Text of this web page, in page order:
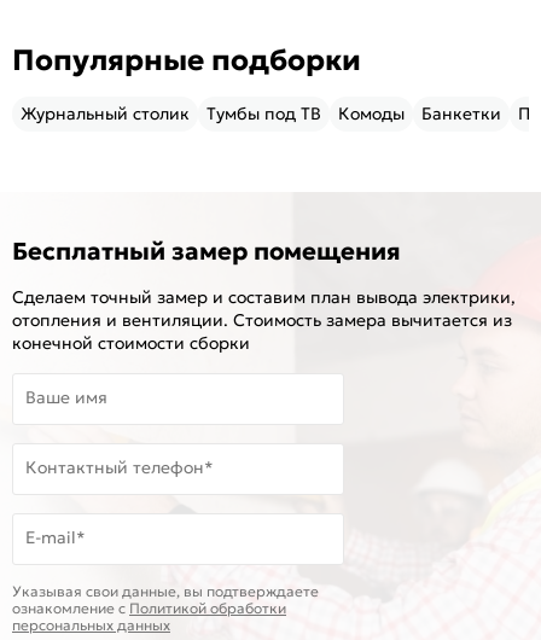
Популярные подборки
Журнальный столик Тумбы под ТВ Комоды Банкетки
Бесплатный замер помещения
Сделаем точный замер и составим план вывода электрики,
отопления и вентиляции. Стоимость замера вычитается из
конечной стоимости сборки
Ваше имя
Контактный телефон*
E-mail*
Указывая свои данные, вы подтверждаете
ознакомление c Политикой обработки
персональных данных